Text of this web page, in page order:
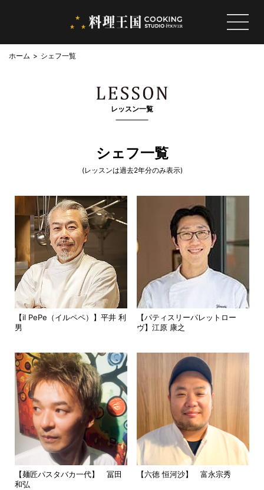
ホーム シェフ一覧
レッスン一覧
シェフ一覧
(レッスンは過去2年分のみ表示)
【il PePe（イルペペ）】平井 利
男
【パティスリーパレットロー
ヴ】江原 康之
【麺匠パスタバカ一代】 冨田
和弘
【六徳 恒河沙】 富永宗秀